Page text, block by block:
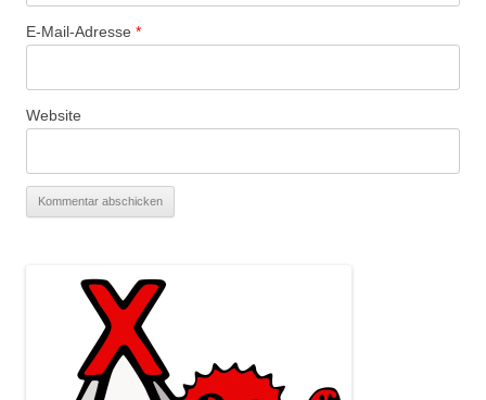
E-Mail-Adresse *
Website